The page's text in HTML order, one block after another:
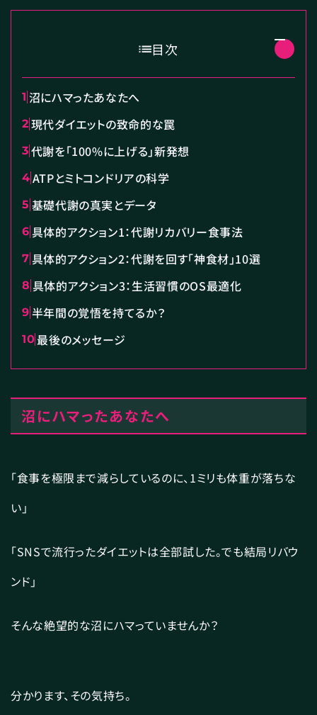
目次
1 沼にハマったあなたへ
2 現代ダイエットの致命的な罠
3 代謝を「100%に上げる」新発想
4 ATPとミトコンドリアの科学
5 基礎代謝の真実とデータ
6 具体的アクション1：代謝リカバリー食事法
7 具体的アクション2：代謝を回す「神食材」10選
8 具体的アクション3：生活習慣のOS最適化
9 半年間の覚悟を持てるか？
10最後のメッセージ
沼にハマったあなたへ
「食事を極限まで減らしているのに、1ミリも体重が落ちな
い」
「SNSで流行ったダイエットは全部試した。でも結局リバウ
ンド」
そんな絶望的な沼にハマっていませんか？
分かります、その気持ち。